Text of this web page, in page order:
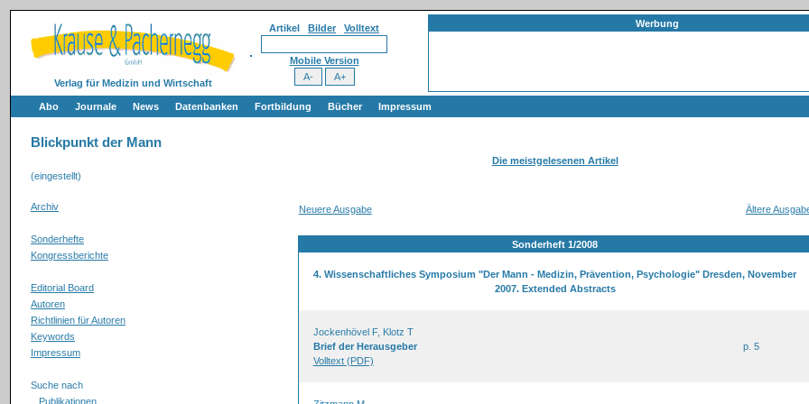
Verlag für Medizin und Wirtschaft
Artikel Bilder Volltext
Mobile Version
Werbung
Abo Journale News Datenbanken Fortbildung Bücher Impressum
Blickpunkt der Mann
(eingestellt)
Archiv
Sonderhefte
Kongressberichte
Editorial Board
Autoren
Richtlinien für Autoren
Keywords
Impressum
Suche nach
Publikationen
Die meistgelesenen Artikel
Neuere Ausgabe Ältere
Sonderheft 1/2008
4. Wissenschaftliches Symposium "Der Mann - Medizin, Prävention, Psychologie" Dresden, November
2007. Extended Abstracts
Jockenhövel F, Klotz T
Brief der Herausgeber
Volltext (PDF)
p. 5